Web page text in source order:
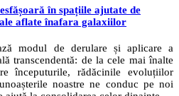
în spațiile ajutate de
aflate înafara galaxiilor
modul de derulare și aplicare a
transcendentă: de la cele mai înalte
începuturile, rădăcinile evoluțiilor
noastre ne conduc pe noi